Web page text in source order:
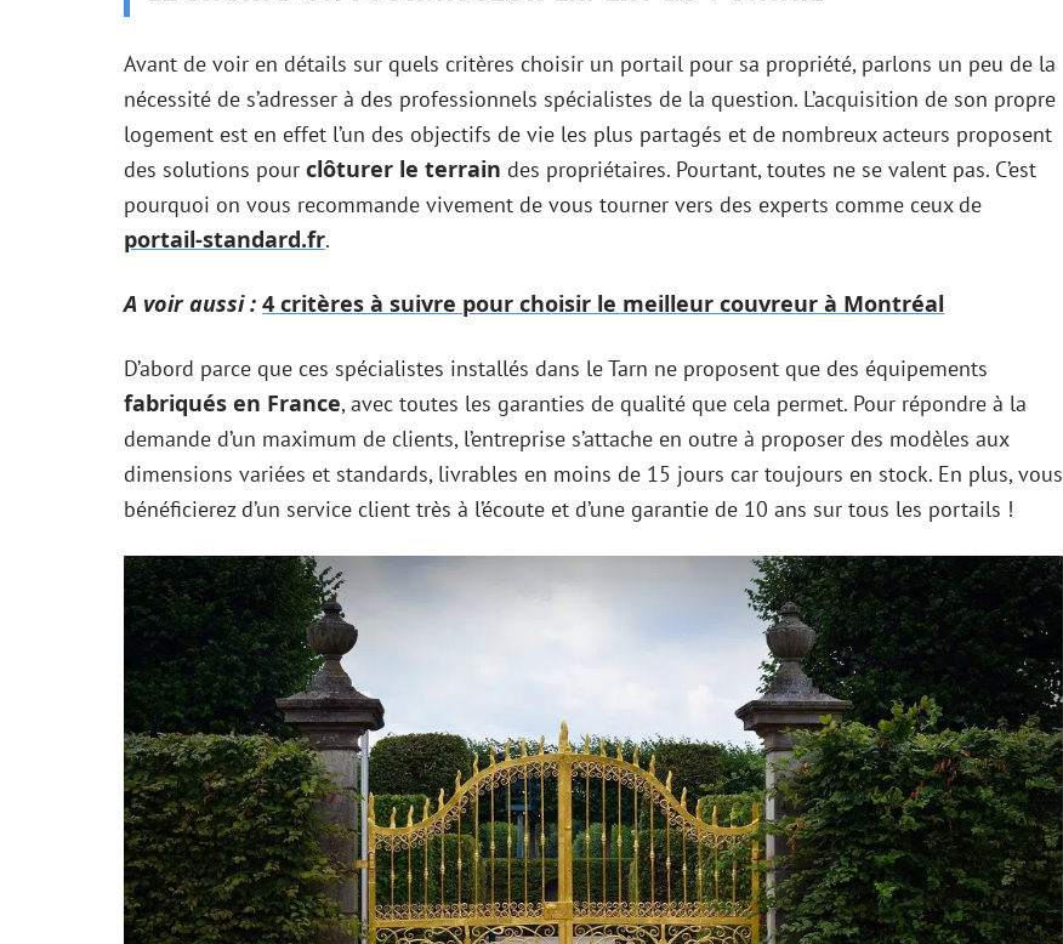
Avant de voir en détails sur quels critères choisir un portail pour sa propriété, parlons un peu de la
nécessité de s’adresser à des professionnels spécialistes de la question. L’acquisition de son propre
logement est en effet l’un des objectifs de vie les plus partagés et de nombreux acteurs proposent
des solutions pour clôturer le terrain des propriétaires. Pourtant, toutes ne se valent pas. C’est
pourquoi on vous recommande vivement de vous tourner vers des experts comme ceux de
portail-standard.fr.
A voir aussi : 4 critères à suivre pour choisir le meilleur couvreur à Montréal
D’abord parce que ces spécialistes installés dans le Tarn ne proposent que des équipements
fabriqués en France, avec toutes les garanties de qualité que cela permet. Pour répondre à la
demande d’un maximum de clients, l’entreprise s’attache en outre à proposer des modèles aux
dimensions variées et standards, livrables en moins de 15 jours car toujours en stock. En plus, vous
bénéficierez d’un service client très à l’écoute et d’une garantie de 10 ans sur tous les portails !